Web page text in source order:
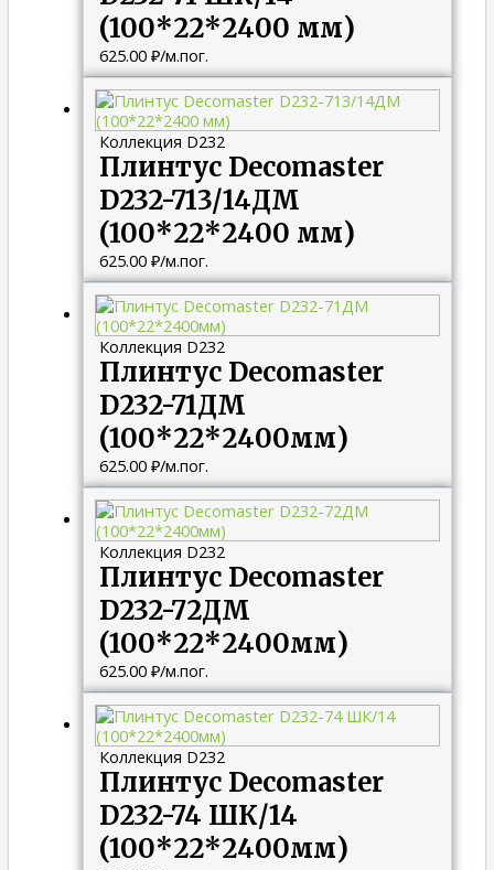
(100*22*2400 мм)
625.00 ₽/м.пог.
Коллекция D232
Плинтус Decomaster
D232-713/14ДМ
(100*22*2400 мм)
625.00 ₽/м.пог.
Коллекция D232
Плинтус Decomaster
D232-71ДМ
(100*22*2400мм)
625.00 ₽/м.пог.
Коллекция D232
Плинтус Decomaster
D232-72ДМ
(100*22*2400мм)
625.00 ₽/м.пог.
Коллекция D232
Плинтус Decomaster
D232-74 ШК/14
(100*22*2400мм)